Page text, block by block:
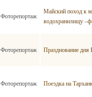
Фоторепортаж
Майский поход к
водохранилищу
Фоторепортаж Празднование
Фоторепортаж Поездка на